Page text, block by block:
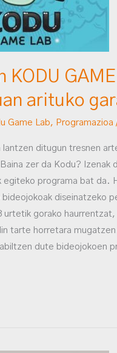
KODU
arituko
Game Lab, Programazioa
lantzen ditugun tresnen
zer da Kodu? Izenak
egiteko programa bat da.
bideojokoak diseinatzeko
urtetik gorako haurrentzat,
tarte horretara
dute bideojokoen